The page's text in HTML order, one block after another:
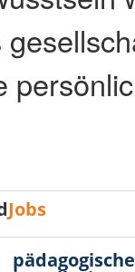
Jobs